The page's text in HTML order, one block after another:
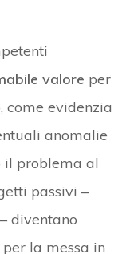
valore per
come evidenzia
anomalie
il problema al
passivi –
diventano
la messa in